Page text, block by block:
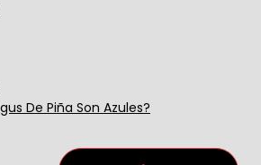
De Piña Son Azules?